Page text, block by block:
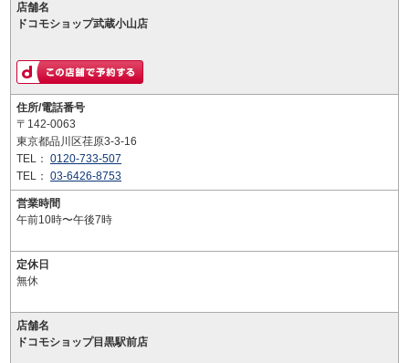
店舗名
ドコモショップ武蔵小山店
住所/電話番号
〒142-0063
東京都品川区荏原3-3-16
TEL： 0120-733-507
TEL： 03-6426-8753
営業時間
午前10時〜午後7時
定休日
無休
店舗名
ドコモショップ目黒駅前店